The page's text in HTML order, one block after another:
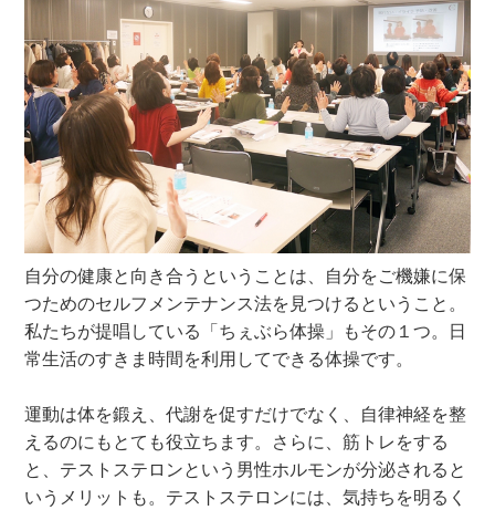
自分の健康と向き合うということは、自分をご機嫌に保
つためのセルフメンテナンス法を見つけるということ。
私たちが提唱している「ちぇぶら体操」もその１つ。日
常生活のすきま時間を利用してできる体操です。
運動は体を鍛え、代謝を促すだけでなく、自律神経を整
えるのにもとても役立ちます。さらに、筋トレをする
と、テストステロンという男性ホルモンが分泌されると
いうメリットも。テストステロンには、気持ちを明るく